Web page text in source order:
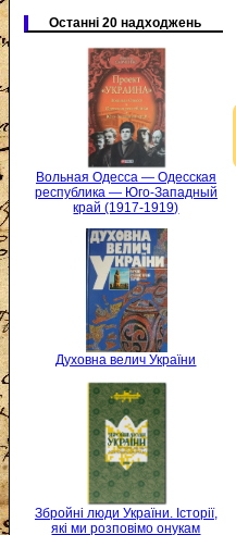
Останні 20 надходжень
Вольная Одесса — Одесская
республика — Юго-Западный
край (1917-1919)
Духовна велич України
Збройні люди України. Історії,
які ми розповімо онукам